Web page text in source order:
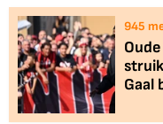
945
Gaal